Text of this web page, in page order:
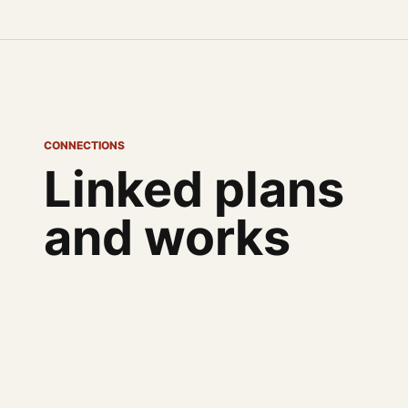
CONNECTIONS
Linked plans
and works